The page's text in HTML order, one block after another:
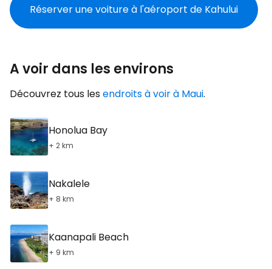
Réserver une voiture à l'aéroport de Kahului
A voir dans les environs
Découvrez tous lesendroits à voir à Maui.
Honolua Bay
+ 2 km
Nakalele
+ 8 km
Kaanapali Beach
+ 9 km